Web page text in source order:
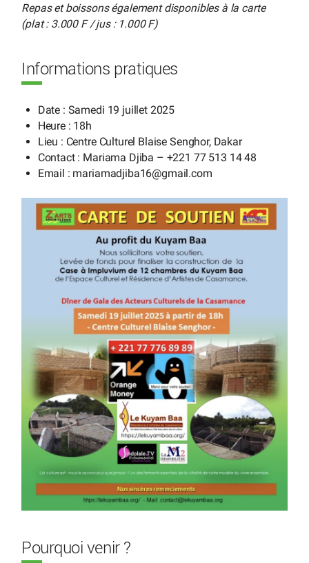
Repas et boissons également disponibles à la carte
(plat : 3.000 F / jus : 1.000 F)
Informations pratiques
Date : Samedi 19 juillet 2025
Heure : 18h
Lieu : Centre Culturel Blaise Senghor, Dakar
Contact : Mariama Djiba – +221 77 513 14 48
Email : mariamadjiba16@gmail.com
Pourquoi venir ?